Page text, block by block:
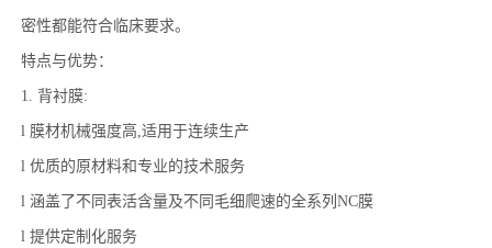
密性都能符合临床要求。
特点与优势：
1. 背衬膜:
l 膜材机械强度高,适用于连续生产
l 优质的原材料和专业的技术服务
l 涵盖了不同表活含量及不同毛细爬速的全系列NC膜
l 提供定制化服务